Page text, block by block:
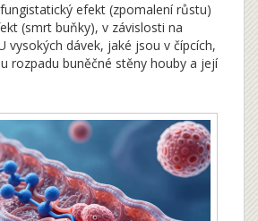
efekt (zpomalení růstu)
(smrt buňky), v závislosti na
vysokých dávek, jaké jsou v čípcích,
rozpadu buněčné stěny houby a její